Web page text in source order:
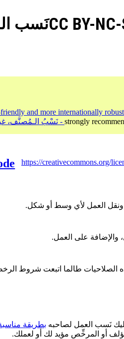
نَسبCC BY-
and more internationally robust
strongly
https://creativecommons.org/
العمل لأي وسط أو شكل.
والإضافة على العمل.
الصلاحيات طالما اتبعت شروط
نَسب العمل لصاحبه بطريقة
أو المرخِّص مؤيد لك أو لعملك.